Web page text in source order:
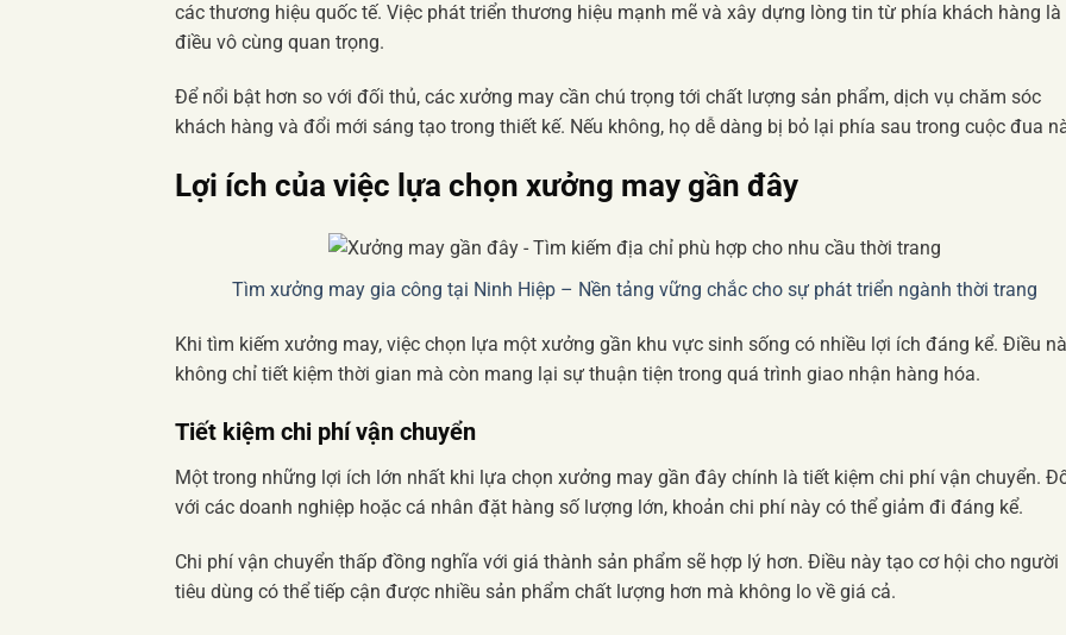
các thương hiệu quốc tế. Việc phát triển thương hiệu mạnh mẽ và xây dựng lòng tin từ phía khách hàng là
điều vô cùng quan trọng.
Để nổi bật hơn so với đối thủ, các xưởng may cần chú trọng tới chất lượng sản phẩm, dịch vụ chăm sóc
khách hàng và đổi mới sáng tạo trong thiết kế. Nếu không, họ dễ dàng bị bỏ lại phía sau trong cuộc đua
Lợi ích của việc lựa chọn xưởng may gần đây
Tìm xưởng may gia công tại Ninh Hiệp – Nền tảng vững chắc cho sự phát triển ngành thời trang
Khi tìm kiếm xưởng may, việc chọn lựa một xưởng gần khu vực sinh sống có nhiều lợi ích đáng kể. Điều
không chỉ tiết kiệm thời gian mà còn mang lại sự thuận tiện trong quá trình giao nhận hàng hóa.
Tiết kiệm chi phí vận chuyển
Một trong những lợi ích lớn nhất khi lựa chọn xưởng may gần đây chính là tiết kiệm chi phí vận chuyển.
với các doanh nghiệp hoặc cá nhân đặt hàng số lượng lớn, khoản chi phí này có thể giảm đi đáng kể.
Chi phí vận chuyển thấp đồng nghĩa với giá thành sản phẩm sẽ hợp lý hơn. Điều này tạo cơ hội cho người
tiêu dùng có thể tiếp cận được nhiều sản phẩm chất lượng hơn mà không lo về giá cả.